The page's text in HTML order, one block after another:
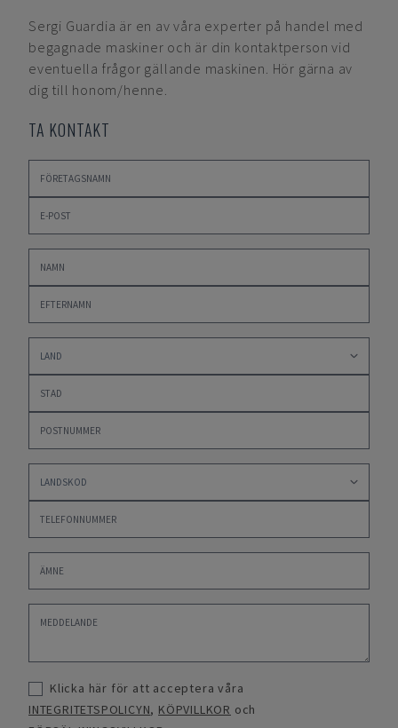
Sergi Guardia är en av våra experter på handel med
begagnade maskiner och är din kontaktperson vid
eventuella frågor gällande maskinen. Hör gärna av
dig till honom/henne.
TA KONTAKT
Klicka här för att acceptera våra
INTEGRITETSPOLICYN, KÖPVILLKOR och